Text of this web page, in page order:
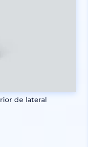
de lateral